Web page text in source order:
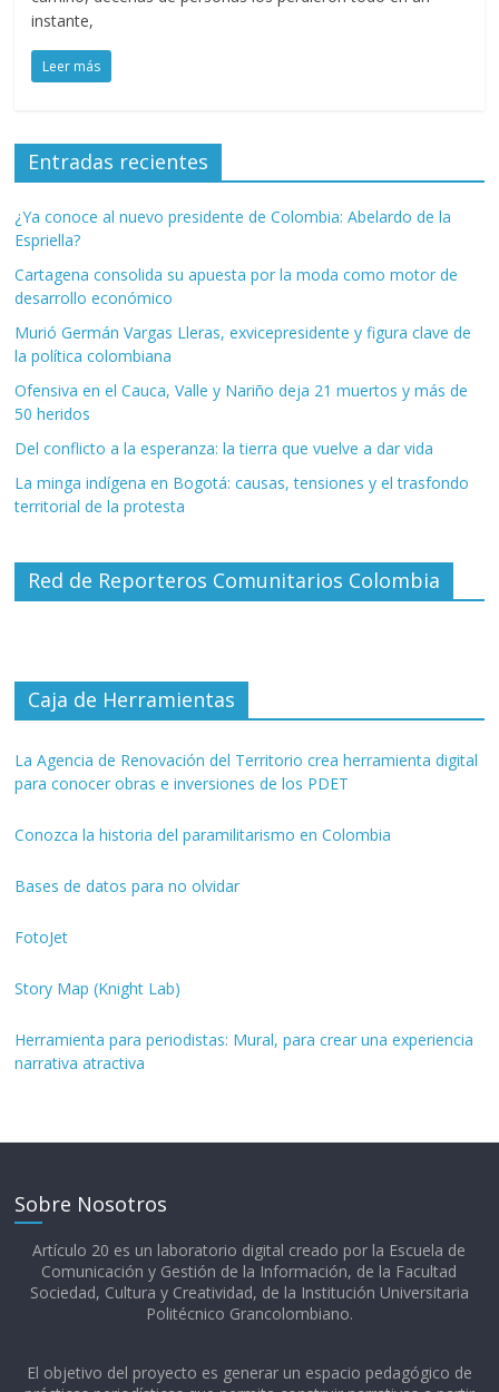
instante,
Leer más
Entradas recientes
¿Ya conoce al nuevo presidente de Colombia: Abelardo de la
Espriella?
Cartagena consolida su apuesta por la moda como motor de
desarrollo económico
Murió Germán Vargas Lleras, exvicepresidente y figura clave de
la política colombiana
Ofensiva en el Cauca, Valle y Nariño deja 21 muertos y más de
50 heridos
Del conflicto a la esperanza: la tierra que vuelve a dar vida
La minga indígena en Bogotá: causas, tensiones y el trasfondo
territorial de la protesta
Red de Reporteros Comunitarios Colombia
Caja de Herramientas
La Agencia de Renovación del Territorio crea herramienta digital
para conocer obras e inversiones de los PDET
Conozca la historia del paramilitarismo en Colombia
Bases de datos para no olvidar
FotoJet
Story Map (Knight Lab)
Herramienta para periodistas: Mural, para crear una experiencia
narrativa atractiva
Sobre Nosotros
Artículo 20 es un laboratorio digital creado por la Escuela de
Comunicación y Gestión de la Información, de la Facultad
Sociedad, Cultura y Creatividad, de la Institución Universitaria
Politécnico Grancolombiano.​
El objetivo del proyecto es generar un espacio pedagógico de